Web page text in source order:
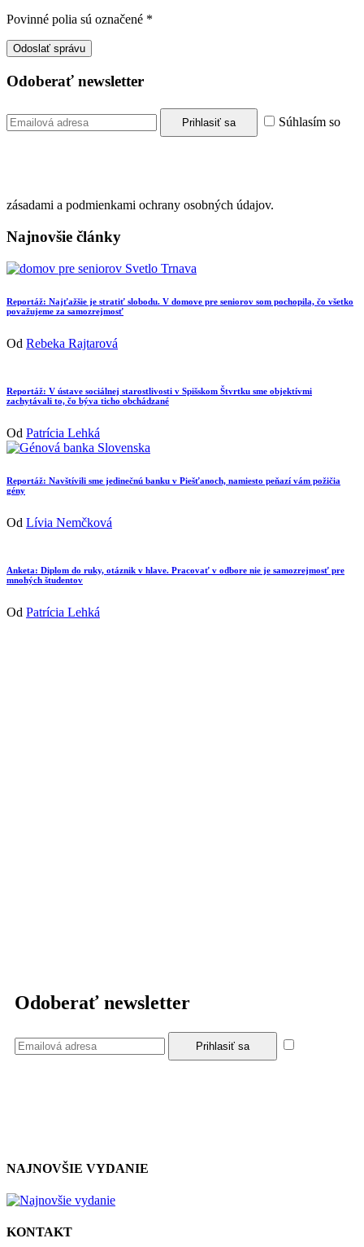
Povinné polia sú označené *
Odoberať newsletter
Súhlasím so
zásadami a podmienkami ochrany osobných údajov.
Najnovšie články
Reportáž: Najťažšie je stratiť slobodu. V domove pre seniorov som pochopila, čo všetko
považujeme za samozrejmosť
Od Rebeka Rajtarová
Reportáž: V ústave sociálnej starostlivosti v Spišskom Štvrtku sme objektívmi
zachytávali to, čo býva ticho obchádzané
Od Patrícia Lehká
Reportáž: Navštívili sme jedinečnú banku v Piešťanoch, namiesto peňazí vám požičia
gény
Od Lívia Nemčková
Anketa: Diplom do ruky, otáznik v hlave. Pracovať v odbore nie je samozrejmosť pre
mnohých študentov
Od Patrícia Lehká
Odoberať newsletter
NAJNOVŠIE VYDANIE
KONTAKT